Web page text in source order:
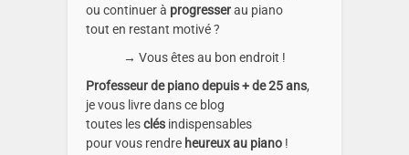
ou continuer à progresserau piano
tout en restant motivé ?
→ Vous êtes au bon endroit !
Professeur de piano depuis + de 25 ans,
je vous livre dans ce blog
toutes lesclés indispensables
pour vous rendre heureux au piano !